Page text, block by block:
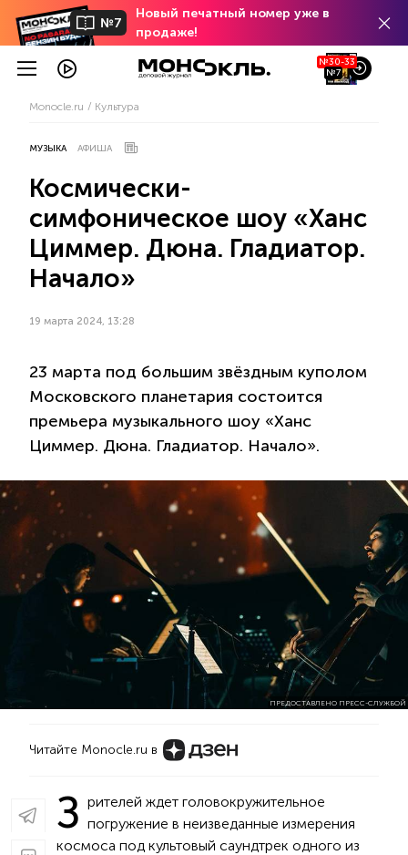
№7
Новый печатный номер уже в
продаже!
№30-33
№7
Monocle.ru Культура
МУЗЫКА АФИША
Космически-
симфоническое шоу «Ханс
Циммер. Дюна. Гладиатор.
Начало»
19 марта 2024, 13:28
23 марта под большим звёздным куполом
Московского планетария состоится
премьера музыкального шоу «Ханс
Циммер. Дюна. Гладиатор. Начало».
ПРЕДОСТАВЛЕНО ПРЕСС-СЛУЖБОЙ
Читайте Monocle.ru в
З рителей ждет головокружительное
погружение в неизведанные измерения
космоса под культовый саундтрек одного из